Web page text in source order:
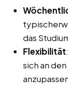
das
Flexibilität
sich an